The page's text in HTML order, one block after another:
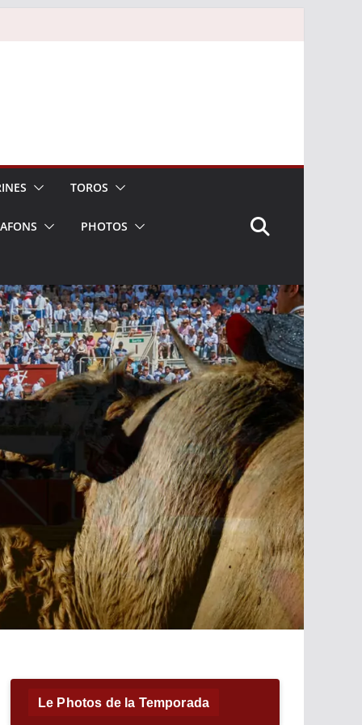
TOROS
PHOTOS
Le Photos de la Temporada